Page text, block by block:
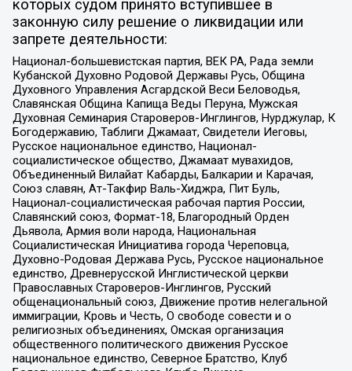
которых судом принято вступившее в
законную силу решение о ликвидации или
запрете деятельности:
Национал-большевистская партия, ВЕК РА, Рада земли
Кубанской Духовно Родовой Державы Русь, Община
Духовного Управления Асгардской Веси Беловодья,
Славянская Община Капища Веды Перуна, Мужская
Духовная Семинария Староверов-Инглингов, Нурджулар, К
Богодержавию, Таблиги Джамаат, Свидетели Иеговы,
Русское национальное единство, Национал-
социалистическое общество, Джамаат мувахидов,
Объединенный Вилайат Кабарды, Балкарии и Карачая,
Союз славян, Ат-Такфир Валь-Хиджра, Пит Буль,
Национал-социалистическая рабочая партия России,
Славянский союз, Формат-18, Благородный Орден
Дьявола, Армия воли народа, Национальная
Социалистическая Инициатива города Череповца,
Духовно-Родовая Держава Русь, Русское национальное
единство, Древнерусской Инглистической церкви
Православных Староверов-Инглингов, Русский
общенациональный союз, Движение против нелегальной
иммиграции, Кровь и Честь, О свободе совести и о
религиозных объединениях, Омская организация
общественного политического движения Русское
национальное единство, Северное Братство, Клуб